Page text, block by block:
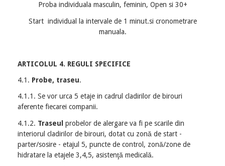
Proba individuala masculin, feminin, Open si 30+
Start individual la intervale de 1 minut.si cronometrare
manuala.
ARTICOLUL 4. REGULI SPECIFICE
4.1. Probe, traseu.
4.1.1. Se vor urca 5 etaje in cadrul cladirilor de birouri
aferente fiecarei companii.
4.1.2. Traseul probelor de alergare va fi pe scarile din
interiorul cladirilor de birouri, dotat cu zonă de start -
parter/sosire - etajul 5, puncte de control, zonă/zone de
hidratare la etajele 3,4,5, asistenţă medicală.